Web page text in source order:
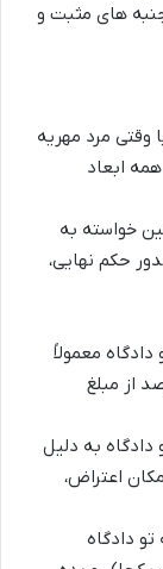
های مثبت و
وقتی مرد مهریه
ابعاد
خواسته به
حکم نهایی،
معمولاً
ثبتیه (حدود ۳.۵ درصد از مبلغ
دادگاه به دلیل
اعتراض،
دادگاه